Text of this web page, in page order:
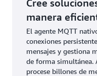
Cree
manera
El agente MQTT
conexiones
mensajes y gestiona
de forma simultánea.
procese billones de